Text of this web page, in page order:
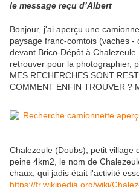
le message reçu d’Albert
Bonjour, j'ai aperçu une
paysage franc-comtois (vaches -
devant Brico-Dépôt à
retrouver pour la photographier,
MES RECHERCHES SONT
COMMENT ENFIN TROUVER ?
Chalezeule (Doubs), petit village
peine 4km2, le nom de
chaux, qui jadis était l'activité
https://fr.wikipedia.org/wiki/